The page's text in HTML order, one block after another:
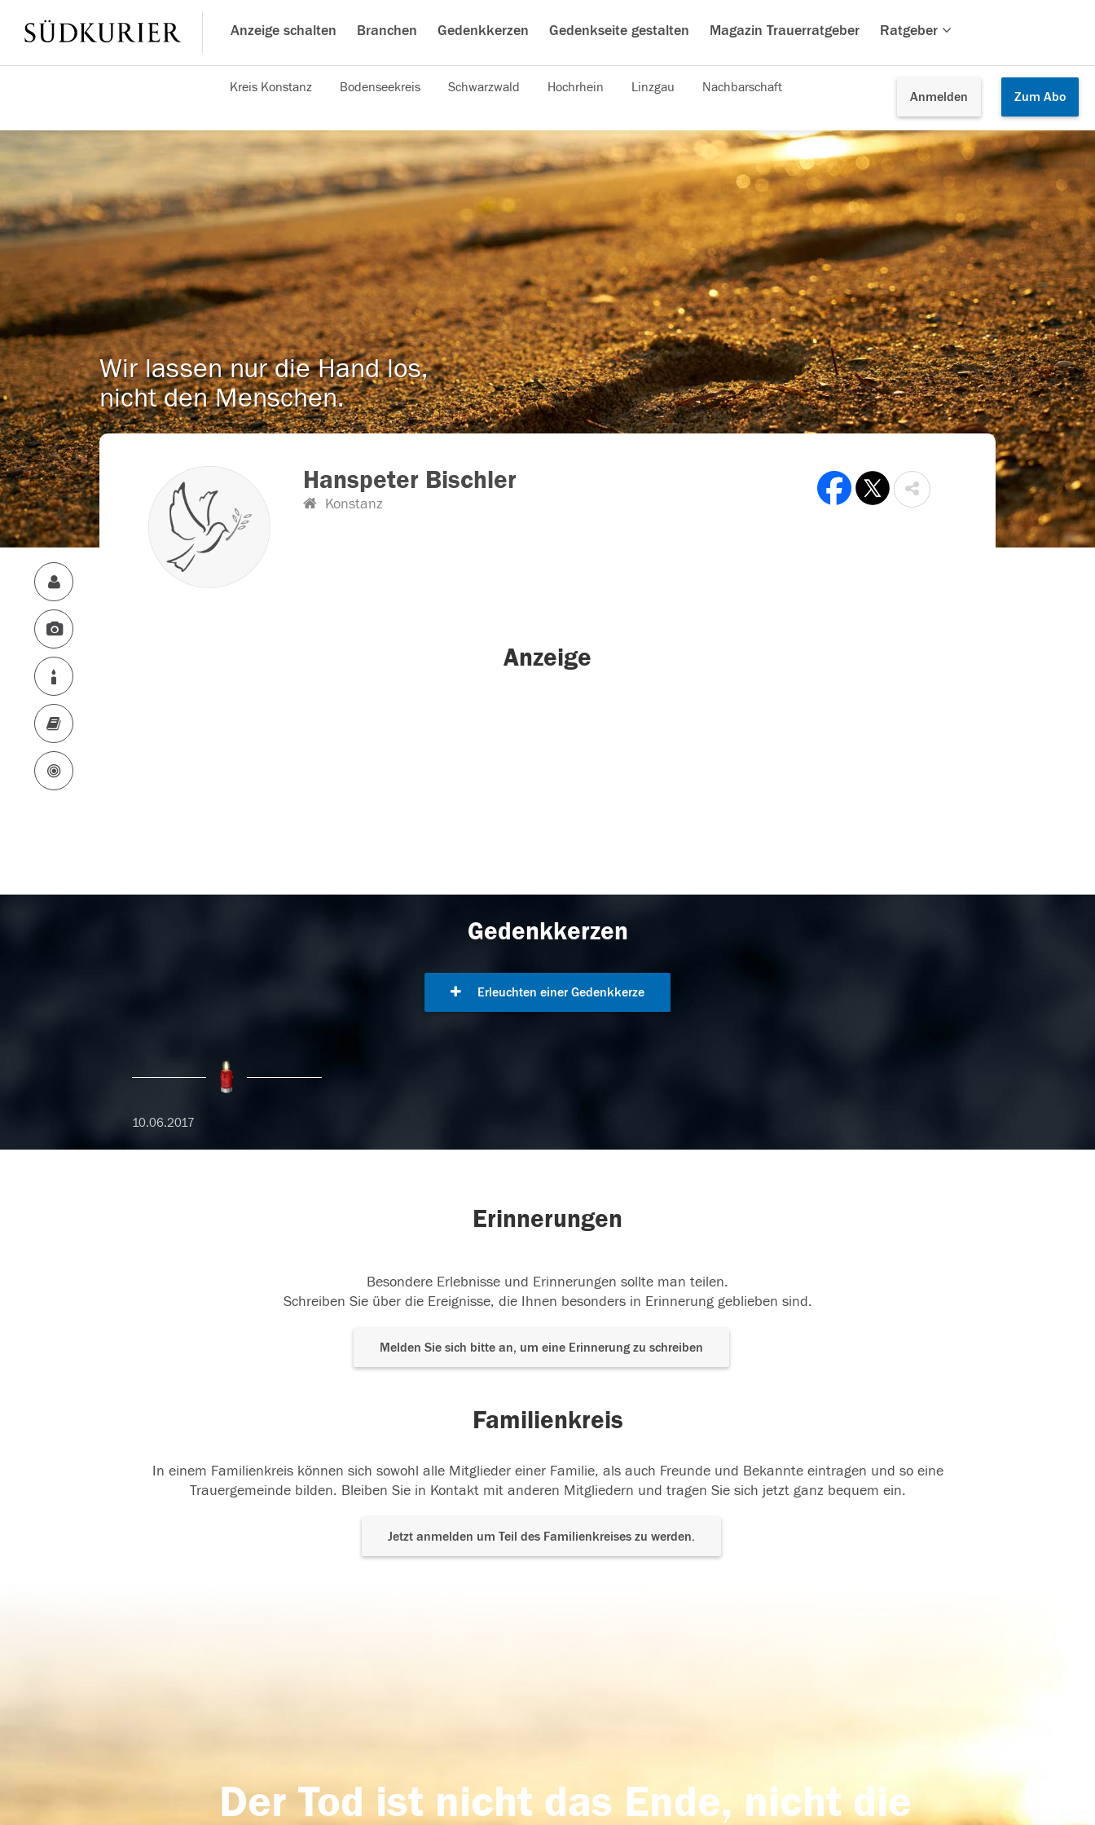
Anzeige schalten Branchen Gedenkkerzen Gedenkseite gestalten Magazin Trauerratgeber Ratgeber
Anmelden Zum Abo
Kreis Konstanz Bodenseekreis Schwarzwald Hochrhein Linzgau Nachbarschaft
Wir lassen nur die Hand los,
nicht den Menschen.
Hanspeter Bischler
Konstanz
Anzeige
Gedenkkerzen
Erleuchten einer Gedenkkerze
10.06.2017
Erinnerungen
Besondere Erlebnisse und Erinnerungen sollte man teilen.
Schreiben Sie über die Ereignisse, die Ihnen besonders in Erinnerung geblieben sind.
Melden Sie sich bitte an, um eine Erinnerung zu schreiben
Familienkreis
In einem Familienkreis können sich sowohl alle Mitglieder einer Familie, als auch Freunde und Bekannte eintragen und so eine
Trauergemeinde bilden. Bleiben Sie in Kontakt mit anderen Mitgliedern und tragen Sie sich jetzt ganz bequem ein.
Jetzt anmelden um Teil des Familienkreises zu werden.
Der Tod ist nicht das Ende, nicht die